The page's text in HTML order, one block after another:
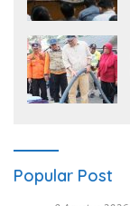
Popular Post